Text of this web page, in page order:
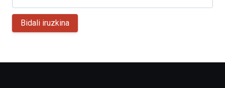
Bidali iruzkina